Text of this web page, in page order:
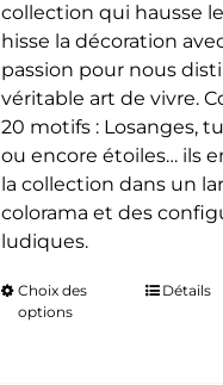
collection qui hausse
hisse la décoration
passion pour nous
véritable art de vivre.
20 motifs : Losanges,
ou encore étoiles… ils
la collection dans un
colorama et des
ludiques.
Choix des
options
CeDétails